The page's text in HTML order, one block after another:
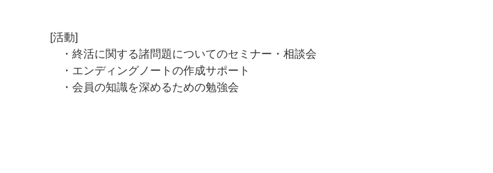
[活動]
・終活に関する諸問題についてのセミナー・相談会
・エンディングノートの作成サポート
・会員の知識を深めるための勉強会